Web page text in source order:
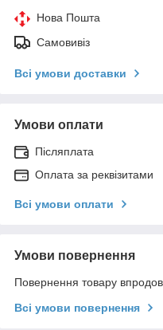
Нова Пошта
Самовивіз
Всі умови доставки
Умови оплати
Післяплата
Оплата за реквізитами
Всі умови оплати
Умови повернення
Повернення товару
Всі умови повернення